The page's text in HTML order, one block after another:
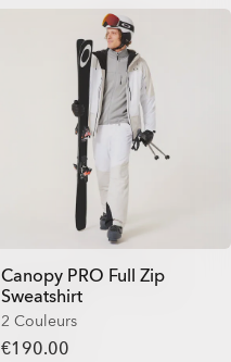
Canopy PRO Full Zip
Sweatshirt
2 Couleurs
€190.00